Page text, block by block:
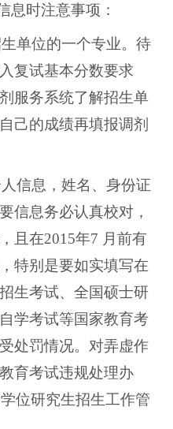
时注意事项：
单位的一个专业。待
复试基本分数要求
服务系统了解招生单
己的成绩再填报调剂
信息，姓名、身份证
信息务必认真校对，
且在2015年7 月前有
特别是要如实填写在
生考试、全国硕士研
学考试等国家教育考
处罚情况。对弄虚作
育考试违规处理办
位研究生招生工作管